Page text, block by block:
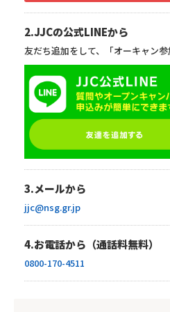
2.JJCの公式LINEから
友だち追加をして、「オーキャン
3.メールから
jjc@nsg.gr.jp
4.お電話から（通話料無料）
0800-170-4511